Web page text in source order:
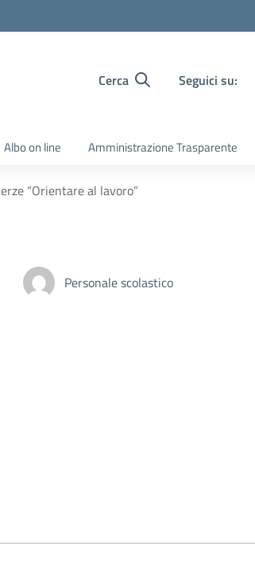
Cerca Seguici su:
Albo on line Amministrazione Trasparente
“Orientare al lavoro”
Personale scolastico